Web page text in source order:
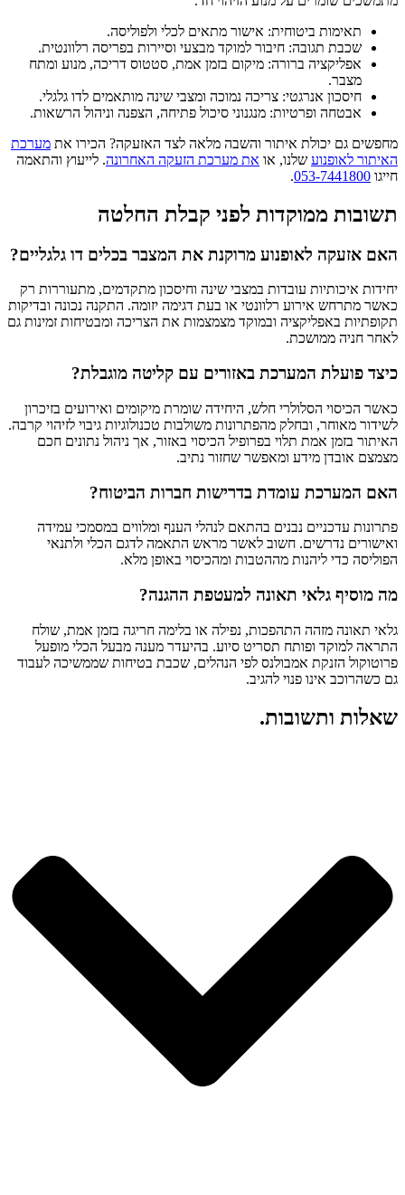
תאימות ביטוחית: אישור מתאים לכלי ולפוליסה.
שכבת תגובה: חיבור למוקד מבצעי וסיירות בפריסה רלוונטית.
אפליקציה ברורה: מיקום בזמן אמת, סטטוס דריכה, מנוע ומתח
מצבר.
חיסכון אנרגטי: צריכה נמוכה ומצבי שינה מותאמים לדו גלגלי.
אבטחה ופרטיות: מנגנוני סיכול פתיחה, הצפנה וניהול הרשאות.
מחפשים גם יכולת איתור והשבה מלאה לצד האזעקה? הכירו את מערכת
האיתור לאופנוע שלנו, או את מערכת הזעקה האחרונה. לייעוץ והתאמה
חייגו 053-7441800
.
תשובות ממוקדות לפני קבלת החלטה
האם אזעקה לאופנוע מרוקנת את המצבר בכלים דו גלגליים?
יחידות איכותיות עובדות במצבי שינה וחיסכון מתקדמים, מתעוררות רק
כאשר מתרחש אירוע רלוונטי או בעת דגימה יזומה. התקנה נכונה ובדיקות
תקופתיות באפליקציה ובמוקד מצמצמות את הצריכה ומבטיחות זמינות גם
לאחר חניה ממושכת.
כיצד פועלת המערכת באזורים עם קליטה מוגבלת?
כאשר הכיסוי הסלולרי חלש, היחידה שומרת מיקומים ואירועים בזיכרון
לשידור מאוחר, ובחלק מהפתרונות משולבות טכנולוגיות גיבוי לזיהוי קרבה.
האיתור בזמן אמת תלוי בפרופיל הכיסוי באזור, אך ניהול נתונים חכם
מצמצם אובדן מידע ומאפשר שחזור נתיב.
האם המערכת עומדת בדרישות חברות הביטוח?
פתרונות עדכניים נבנים בהתאם לנהלי הענף ומלווים במסמכי עמידה
ואישורים נדרשים. חשוב לאשר מראש התאמה לדגם הכלי ולתנאי
הפוליסה כדי ליהנות מההטבות ומהכיסוי באופן מלא.
מה מוסיף גלאי תאונה למעטפת ההגנה?
גלאי תאונה מזהה התהפכות, נפילה או בלימה חריגה בזמן אמת, שולח
התראה למוקד ופותח תסריט סיוע. בהיעדר מענה מבעל הכלי מופעל
פרוטוקול הזנקת אמבולנס לפי הנהלים, שכבת בטיחות שממשיכה לעבוד
גם כשהרוכב אינו פנוי להגיב.
שאלות ותשובות.